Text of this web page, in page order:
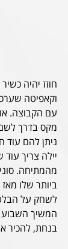
חוזז יהיה
וקאפיטה
עם הקבוצה.
מקס בדרך
ניתן להם
יילה צריך
מהמתיחה.
ביותר שלו
לשחק על
המשיך השבוע
בנחת, להכיר